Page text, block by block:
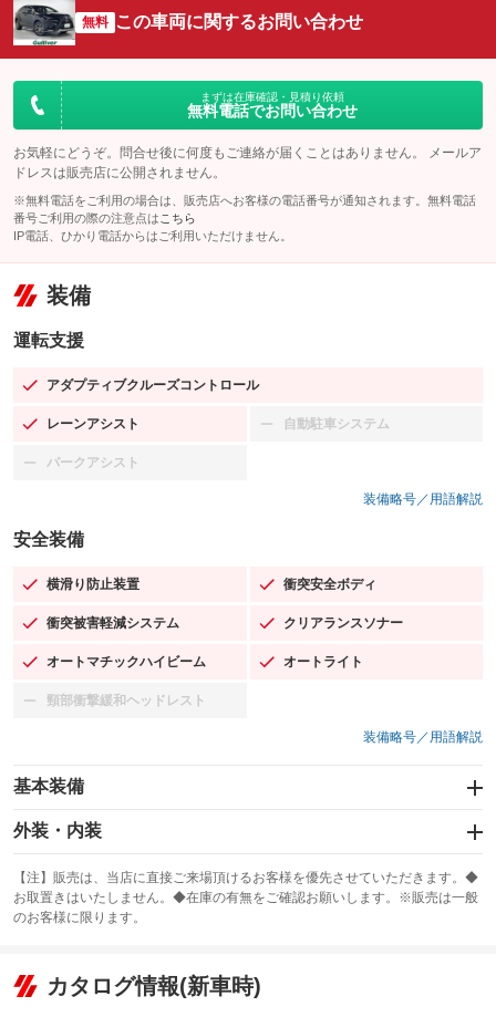
無料 この車両に関するお問い合わせ
まずは在庫確認・見積り依頼
無料電話でお問い合わせ
お気軽にどうぞ。問合せ後に何度もご連絡が届くことはありません。 メールア
ドレスは販売店に公開されません。
※無料電話をご利用の場合は、販売店へお客様の電話番号が通知されます。無料電話
番号ご利用の際の注意点は こちら
IP電話、ひかり電話からはご利用いただけません。
装備
運転支援
アダプティブクルーズコントロール
：装備あり
レーンアシスト
：装備あり 自動駐車システム
：装備なし
パークアシスト
：装備なし
装備略号／用語解説
安全装備
横滑り防止装置
：装備あり 衝突安全ボディ
：装備あり
衝突被害軽減システム
：装備あり クリアランスソナー
：装備あり
オートマチックハイビーム
：装備あり オートライト
：装備あり
頸部衝撃緩和ヘッドレスト
：装備なし
装備略号／用語解説
基本装備
エアバッグ：運転席/助手席/サイド
：装備あり
：装備なし
サンルーフ
：装備なし ABS
リフトアップ
：装備なし
外装・内装
カーナビ：メモリーナビ他
：装備あり
TV：フルセグ
：装備あり
ビジュアル：-／DVD再生
：装備あり
【注】販売は、当店に直接ご来場頂けるお客様を優先させていただきます。◆
お取置きはいたしません。◆在庫の有無をご確認お願いします。※販売は一般
のお客様に限ります。
カタログ情報(新車時)